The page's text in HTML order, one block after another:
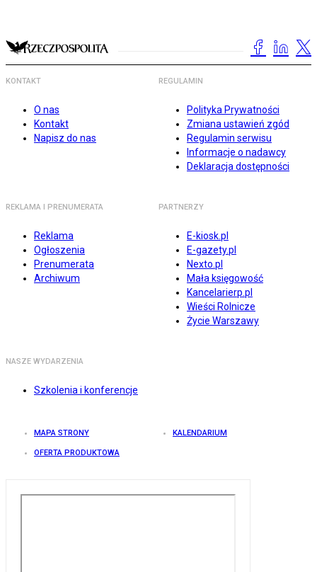
KONTAKT
O nas
Kontakt
Napisz do nas
REGULAMIN
Polityka Prywatności
Zmiana ustawień zgód
Regulamin serwisu
Informacje o nadawcy
Deklaracja dostępności
REKLAMA I PRENUMERATA
Reklama
Ogłoszenia
Prenumerata
Archiwum
PARTNERZY
E-kiosk.pl
E-gazety.pl
Nexto.pl
Mała księgowość
Kancelarierp.pl
Wieści Rolnicze
Życie Warszawy
NASZE WYDARZENIA
Szkolenia i konferencje
MAPA STRONY KALENDARIUM
OFERTA PRODUKTOWA